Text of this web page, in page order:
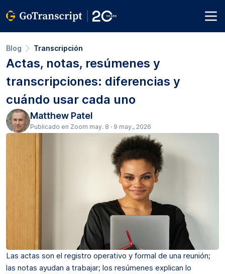
Blog Transcripción
Actas, notas, resúmenes y
transcripciones: diferencias y
cuándo usar cada uno
Matthew Patel
Publicado en Zoom may. 8 · 9 may., 2026
Las actas son el registro operativo y formal de una reunión;
las notas ayudan a trabajar; los resúmenes explican lo